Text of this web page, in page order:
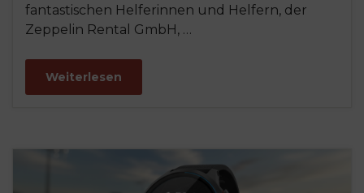
fantastischen Helferinnen und Helfern, der
Zeppelin Rental GmbH, …
Weiterlesen